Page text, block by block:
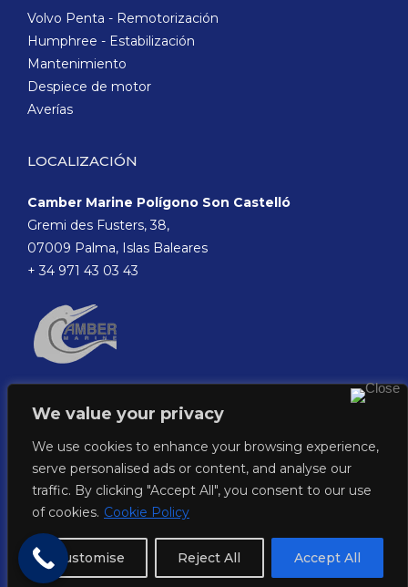
We value your privacy
We use cookies to enhance your browsing experience,
serve personalised ads or content, and analyse our
traffic. By clicking "Accept All", you consent to our use
of cookies. Cookie Policy
Customise Reject All Accept All
Volvo Penta - Remotorización
Humphree - Estabilización
Mantenimiento
Despiece de motor
Averías
LOCALIZACIÓN
Camber Marine Polígono Son Castelló
Gremi des Fusters, 38,
07009 Palma, Islas Baleares
+ 34 971 43 03 43
©2023. Camber Marine.
policy|